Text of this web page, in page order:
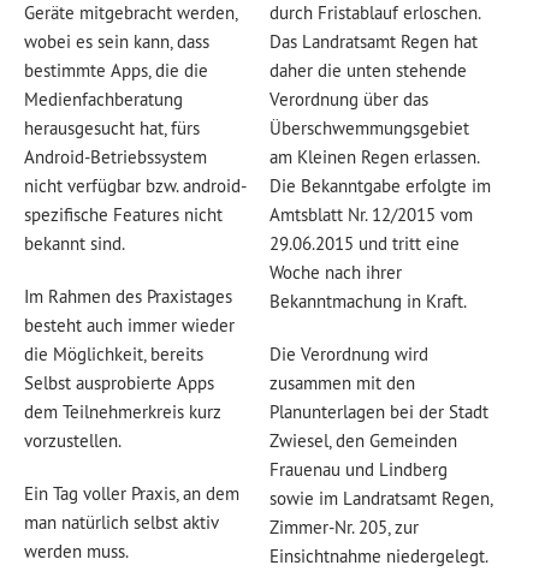
Geräte mitgebracht werden,
wobei es sein kann, dass
bestimmte Apps, die die
Medienfachberatung
herausgesucht hat, fürs
Android-Betriebssystem
nicht verfügbar bzw. android-
spezifische Features nicht
bekannt sind.
Im Rahmen des Praxistages
besteht auch immer wieder
die Möglichkeit, bereits
Selbst ausprobierte Apps
dem Teilnehmerkreis kurz
vorzustellen.
Ein Tag voller Praxis, an dem
man natürlich selbst aktiv
werden muss.
durch Fristablauf erloschen.
Das Landratsamt Regen hat
daher die unten stehende
Verordnung über das
Überschwemmungsgebiet
am Kleinen Regen erlassen.
Die Bekanntgabe erfolgte im
Amtsblatt Nr. 12/2015 vom
29.06.2015 und tritt eine
Woche nach ihrer
Bekanntmachung in Kraft.
Die Verordnung wird
zusammen mit den
Planunterlagen bei der Stadt
Zwiesel, den Gemeinden
Frauenau und Lindberg
sowie im Landratsamt Regen,
Zimmer-Nr. 205, zur
Einsichtnahme niedergelegt.